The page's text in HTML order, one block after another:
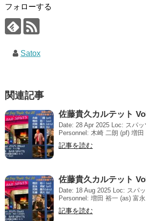
フォローする
Satox
関連記事
佐藤貴久カルテット
Date: 28 Apr 2025 Loc: スパッ
Personnel: 木崎 二朗 (pf) 増田
記事を読む
佐藤貴久カルテット
Date: 18 Aug 2025 Loc: スパッ
Personnel: 増田 裕一 (as) 富永
記事を読む